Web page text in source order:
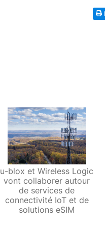
u-blox et Wireless Logic
vont collaborer autour
de services de
connectivité IoT et de
solutions eSIM